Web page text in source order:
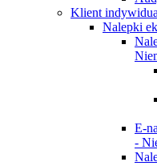
Klient
Nalepki
E-
-